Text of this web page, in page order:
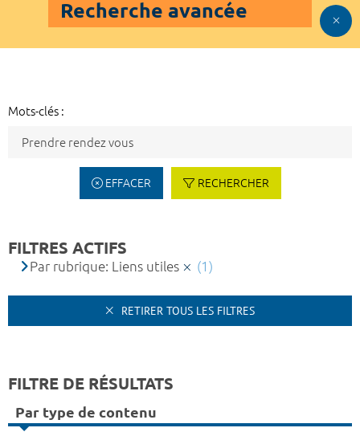
Recherche avancée
Mots-clés :
EFFACER RECHERCHER
FILTRES ACTIFS
Par rubrique: Liens utiles (1)
RETIRER TOUS LES FILTRES
FILTRE DE RÉSULTATS
Par type de contenu